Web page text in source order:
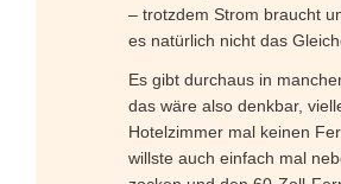
– trotzdem Strom braucht
es natürlich nicht das
Es gibt durchaus in
das wäre also denkbar,
Hotelzimmer mal keinen
willste auch einfach mal